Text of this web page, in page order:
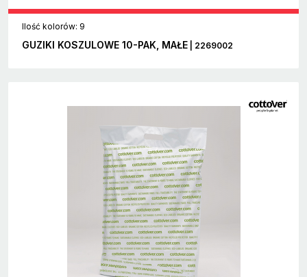
Ilość kolorów: 9
GUZIKI KOSZULOWE 10-PAK, MAŁE | 2269002